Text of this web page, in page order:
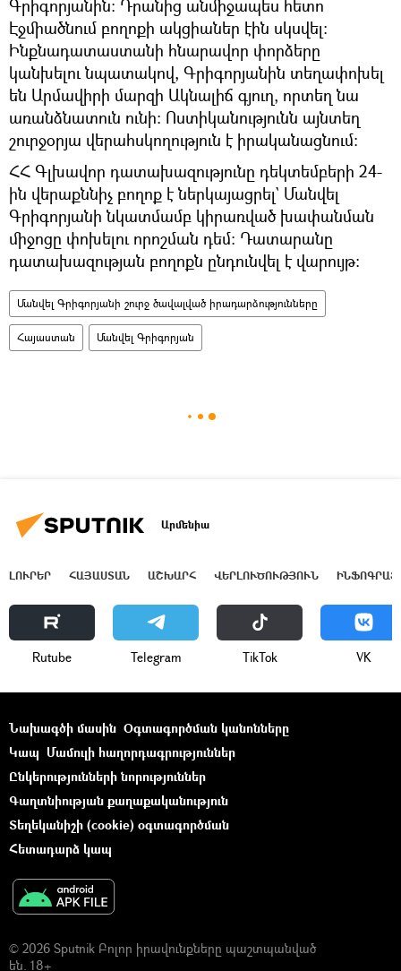
Գրիգորյանին։ Դրանից անմիջապես հետո
Էջմիածնում բողոքի ակցիաներ էին սկսվել։
Ինքնադատաստանի հնարավոր փորձերը
կանխելու նպատակով, Գրիգորյանին տեղափոխել
են Արմավիրի մարզի Ակնալիճ գյուղ, որտեղ նա
առանձնատուն ունի։ Ոստիկանությունն այնտեղ
շուրջօրյա վերահսկողություն է իրականացնում։
ՀՀ Գլխավոր դատախազությունը դեկտեմբերի 24-
ին վերաքննիչ բողոք է ներկայացրել` Մանվել
Գրիգորյանի նկատմամբ կիրառված խափանման
միջոցը փոխելու որոշման դեմ։ Դատարանը
դատախազության բողոքն ընդունվել է վարույթ։
Մանվել Գրիգորյանի շուրջ ծավալված իրադարձությունները
Հայաստան Մանվել Գրիգորյան
Արմենիա
ԼՈՒՐԵՐ ՀԱՅԱՍՏԱՆ ԱՇԽԱՐՀ ՎԵՐԼՈՒԾՈՒԹՅՈՒՆ
Rutube Telegram ТikТоk VK
Նախագծի մասին Օգտագործման կանոնները
Կապ Մամուլի հաղորդագրություններ
Ընկերությունների նորություններ
Գաղտնիության քաղաքականություն
Տեղեկանիշի (cookie) օգտագործման
Հետադարձ կապ
© 2026 Sputnik Բոլոր իրավունքները պաշտպանված
են. 18+